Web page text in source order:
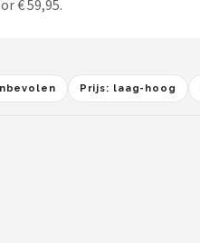
€ 59,95.
Prijs: laag-hoog